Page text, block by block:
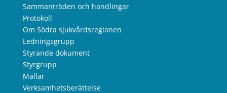
Sammanträden och handlingar
Protokoll
Om Södra sjukvårdsregionen
Ledningsgrupp
Styrande dokument
Styrgrupp
Mallar
Verksamhetsberättelse